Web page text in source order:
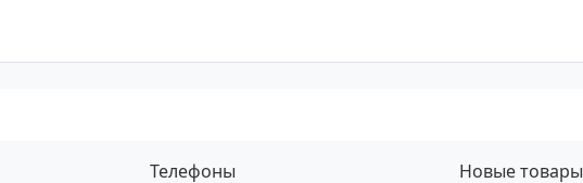
Телефоны Новые товары